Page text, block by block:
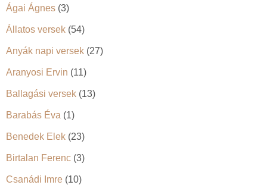
Ágai Ágnes (3)
Állatos versek (54)
Anyák napi versek (27)
Aranyosi Ervin (11)
Ballagási versek (13)
Barabás Éva (1)
Benedek Elek (23)
Birtalan Ferenc (3)
Csanádi Imre (10)